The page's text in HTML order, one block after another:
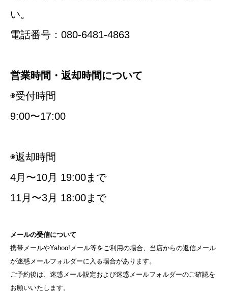
い。
電話番号：080-6481-4863
営業時間・返却時間について
◉受付時間
9:00〜17:00
◉返却時間
4月〜10月 19:00まで
11月〜3月 18:00まで
メールの受信について
携帯メールやYahoo!メール等をご利用の場合、当店からの返信メール
が迷惑メールフォルダーに入る場合があります。
ご予約後は、迷惑メール設定および迷惑メールフォルダーのご確認を
お願いいたします。